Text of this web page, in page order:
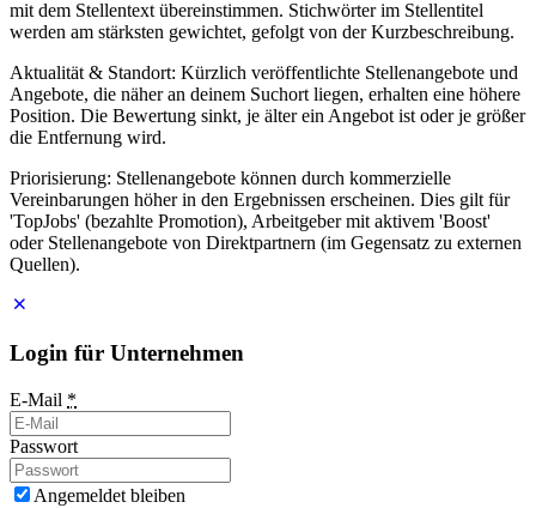
mit dem Stellentext übereinstimmen. Stichwörter im Stellentitel
werden am stärksten gewichtet, gefolgt von der Kurzbeschreibung.
Aktualität & Standort: Kürzlich veröffentlichte Stellenangebote und
Angebote, die näher an deinem Suchort liegen, erhalten eine höhere
Position. Die Bewertung sinkt, je älter ein Angebot ist oder je größer
die Entfernung wird.
Priorisierung: Stellenangebote können durch kommerzielle
Vereinbarungen höher in den Ergebnissen erscheinen. Dies gilt für
'TopJobs' (bezahlte Promotion), Arbeitgeber mit aktivem 'Boost'
oder Stellenangebote von Direktpartnern (im Gegensatz zu externen
Quellen).
Login für Unternehmen
E-Mail *
Passwort
Angemeldet bleiben